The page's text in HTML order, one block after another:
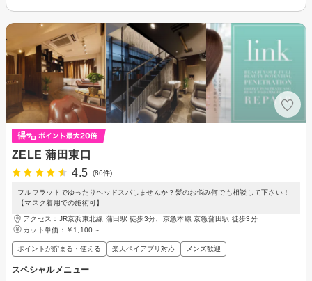
ZELE 蒲田東口
4.5
(86件)
フルフラットでゆったりヘッドスパしませんか？髪のお悩み何でも相談して下さい！
【マスク着用での施術可】
アクセス：JR京浜東北線 蒲田駅 徒歩3分、京急本線 京急蒲田駅 徒歩3分
カット単価： ￥1,100～
ポイントが貯まる・使える 楽天ペイアプリ対応 メンズ歓迎
スペシャルメニュー